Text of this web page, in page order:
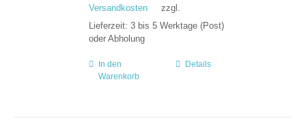
zzgl.
Versandkosten
Lieferzeit:3 bis 5 Werktage (Post)
oder Abholung
In den
Warenkorb
Details